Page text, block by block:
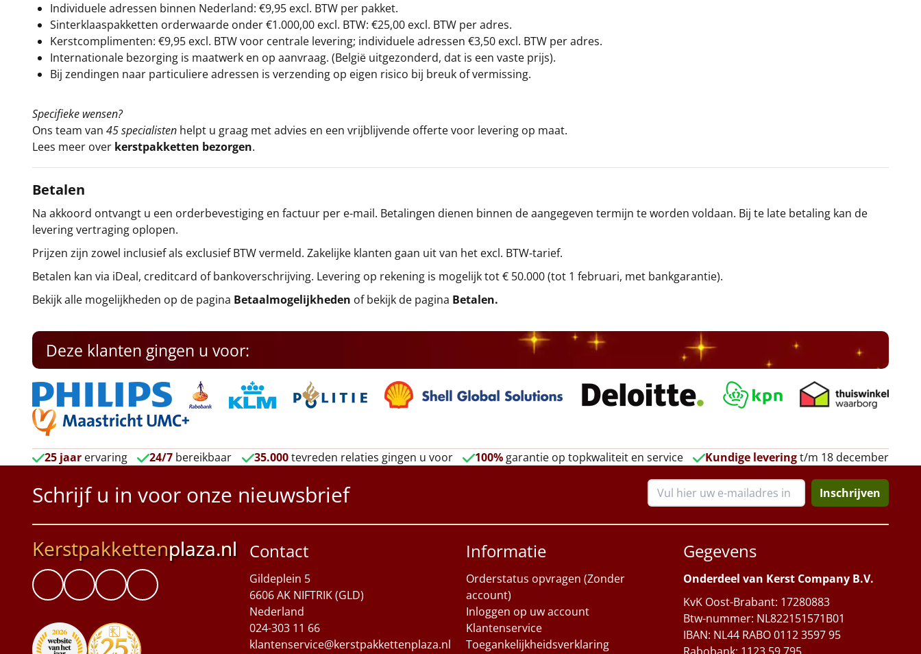
Individuele adressen binnen Nederland: €9,95 excl. BTW per pakket.
Sinterklaaspakketten orderwaarde onder €1.000,00 excl. BTW: €25,00 excl. BTW per adres.
Kerstcomplimenten: €9,95 excl. BTW voor centrale levering; individuele adressen €3,50 excl. BTW per adres.
Internationale bezorging is maatwerk en op aanvraag. (België uitgezonderd, dat is een vaste prijs).
Bij zendingen naar particuliere adressen is verzending op eigen risico bij breuk of vermissing.
Specifieke wensen?
Ons team van 45 specialisten helpt u graag met advies en een vrijblijvende offerte voor levering op maat.
Lees meer over kerstpakketten bezorgen.
Betalen
Na akkoord ontvangt u een orderbevestiging en factuur per e-mail. Betalingen dienen binnen de aangegeven termijn te worden voldaan. Bij te late betaling kan de
levering vertraging oplopen.
Prijzen zijn zowel inclusief als exclusief BTW vermeld. Zakelijke klanten gaan uit van het excl. BTW-tarief.
Betalen kan via iDeal, creditcard of bankoverschrijving. Levering op rekening is mogelijk tot € 50.000 (tot 1 februari, met bankgarantie).
Bekijk alle mogelijkheden op de pagina Betaalmogelijkheden of bekijk de pagina Betalen.
Deze klanten gingen u voor:
25 jaar ervaring 24/7 bereikbaar 35.000tevreden relaties gingen u voor 100%garantie op topkwaliteit en service Kundige leveringt/m 18 december
Schrijf u in voor onze nieuwsbrief Inschrijven
Kerstpakkettenplaza.nl Contact
Gildeplein 5
6606 AK NIFTRIK (GLD)
Nederland
024-303 11 66
klantenservice@kerstpakkettenplaza.nl
Informatie
Orderstatus opvragen (Zonder
account)
Inloggen op uw account
Klantenservice
Toegankelijkheidsverklaring
Gegevens
Onderdeel van Kerst Company B.V.
KvK Oost-Brabant: 17280883
Btw-nummer: NL822151571B01
IBAN: NL44 RABO 0112 3597 95